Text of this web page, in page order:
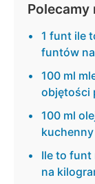
Polecamy
1 funt ile
funtów
100 ml
objętości
100 ml
Ile to funt
na